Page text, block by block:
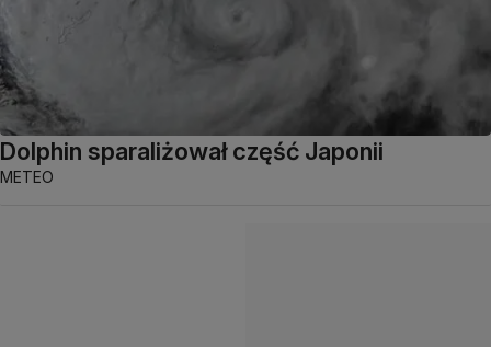
Dolphin sparaliżował część Japonii
METEO